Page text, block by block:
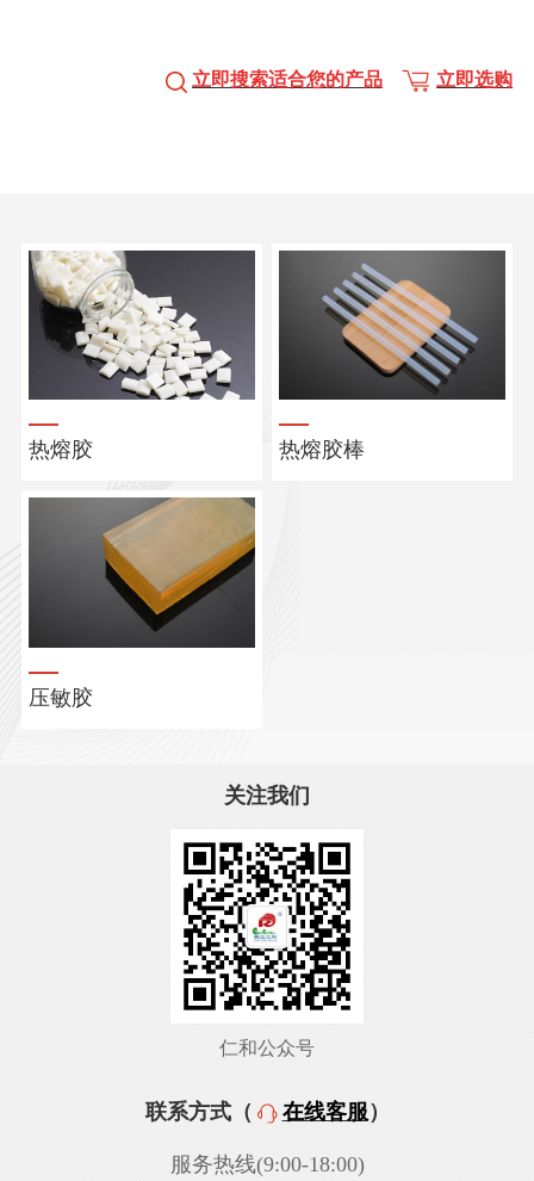
立即搜索适合您的产品 立即选购
热熔胶 热熔胶棒
压敏胶
关注我们
仁和公众号
联系方式（ 在线客服）
服务热线(9:00-18:00)